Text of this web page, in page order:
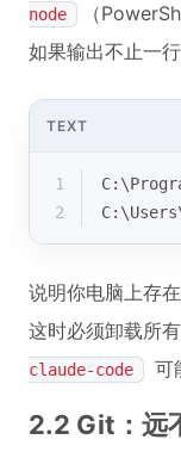
node
（
如果输出不止一行
TEXT
1
2
说明你电脑上存
这时必须卸载所
claude-code 可
2.2 Git：远